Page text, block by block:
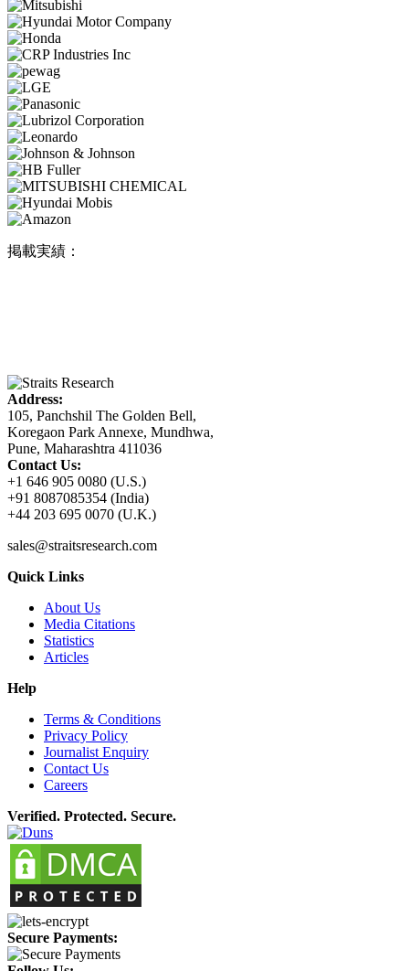
掲載実績：
Address:
105, Panchshil The Golden Bell,
Koregaon Park Annexe, Mundhwa,
Pune, Maharashtra 411036
Contact Us:
+1 646 905 0080 (U.S.)
+91 8087085354 (India)
+44 203 695 0070 (U.K.)
sales@straitsresearch.com
Quick Links
About Us
Media Citations
Statistics
Articles
Help
Terms & Conditions
Privacy Policy
Journalist Enquiry
Contact Us
Careers
Verified. Protected. Secure.
Secure Payments: